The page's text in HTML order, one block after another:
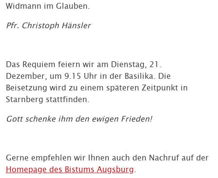
Widmann im Glauben.
Pfr. Christoph Hänsler
Das Requiem feiern wir am Dienstag, 21.
Dezember, um 9.15 Uhr in der Basilika. Die
Beisetzung wird zu einem späteren Zeitpunkt in
Starnberg stattfinden.
Gott schenke ihm den ewigen Frieden!
Gerne empfehlen wir Ihnen auch den Nachruf auf der
Homepage des Bistums Augsburg.